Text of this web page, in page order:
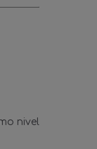
nivel